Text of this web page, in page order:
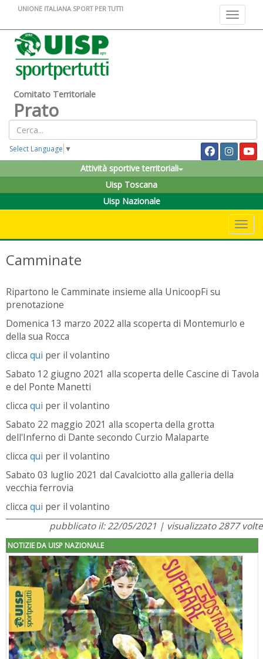
Toggle
UNIONE ITALIANA SPORT PER TUTTI
Comitato Territoriale
Prato
Select Language ▼
Attività sportive territoriali
Uisp Toscana
Uisp Nazionale
Camminate
Ripartono le Camminate insieme alla UnicoopFi su
prenotazione
Domenica 13 marzo 2022 alla scoperta di Montemurlo e
della sua Rocca
clicca qui per il volantino
Sabato 12 giugno 2021 alla scoperta delle Cascine di Tavola
e del Ponte Manetti
clicca qui per il volantino
Sabato 22 maggio 2021 alla scoperta della grotta
dell'Inferno di Dante secondo Curzio Malaparte
clicca qui per il volantino
Sabato 03 luglio 2021 dal Cavalciotto alla galleria della
vecchia ferrovia
clicca qui per il volantino
pubblicato il: 22/05/2021 | visualizzato 2877 volte
NOTIZIE DA UISP NAZIONALE